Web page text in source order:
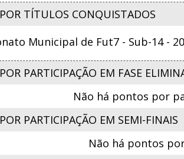
TÍTULOS CONQUISTADOS
Municipal de Fut7 - Sub-14 -
PARTICIPAÇÃO EM FASE
Não há pontos por
PARTICIPAÇÃO EM SEMI-FINAIS
Não há pontos